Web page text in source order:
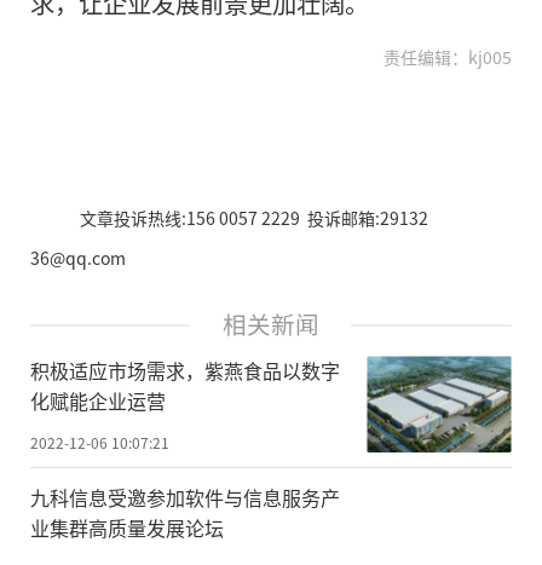
责任编辑：kj005
文章投诉热线:156 0057 2229 投诉邮箱:29132
36@qq.com
相关新闻
积极适应市场需求，紫燕食品以数字
化赋能企业运营
2022-12-06 10:07:21
九科信息受邀参加软件与信息服务产
业集群高质量发展论坛